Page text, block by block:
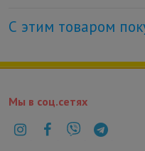
С этим товаром
Мы в соц.сетях